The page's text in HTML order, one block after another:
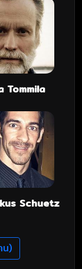
Tommila
Schuetz
)